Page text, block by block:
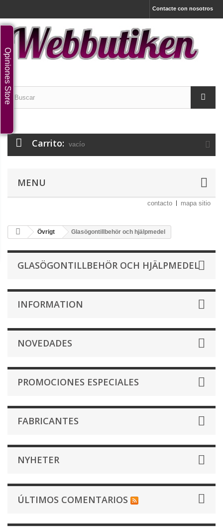
Contacte con nosotros
Carrito: vacío
MENU
contacto mapa sitio
Övrigt Glasögontillbehör och hjälpmedel
GLASÖGONTILLBEHÖR OCH HJÄLPMEDEL
INFORMATION
NOVEDADES
PROMOCIONES ESPECIALES
FABRICANTES
NYHETER
ÚLTIMOS COMENTARIOS
Opiniones Store